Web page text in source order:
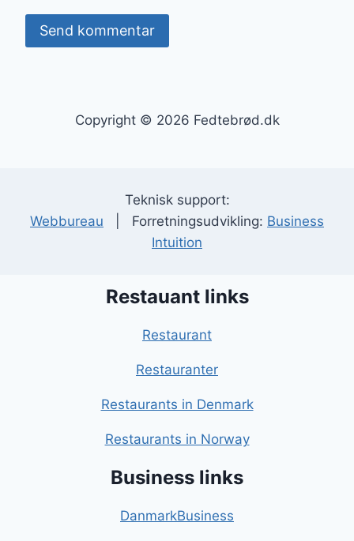
Copyright © 2026 Fedtebrød.dk
Teknisk support:
Webbureau | Forretningsudvikling: Business
Intuition
Restauant links
Restaurant
Restauranter
Restaurants in Denmark
Restaurants in Norway
Business links
DanmarkBusiness